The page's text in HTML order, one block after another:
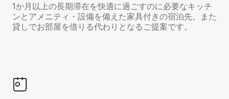
1か月以上の長期滞在を快適に過ごすのに必要なキッチ
ンとアメニティ・設備を備えた家具付きの宿泊先。また
貸しでお部屋を借りる代わりとなるご提案です。